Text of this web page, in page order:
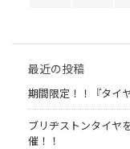
最近の投稿
期間限定！！『タイ
ブリヂストンタイヤ
催！！